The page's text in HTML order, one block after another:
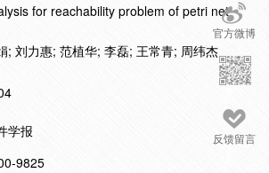
官方微博
反馈留言
for reachability problem of petri net
; 刘力惠; 范植华; 李磊; 王常青; 周纬杰
学报
9825